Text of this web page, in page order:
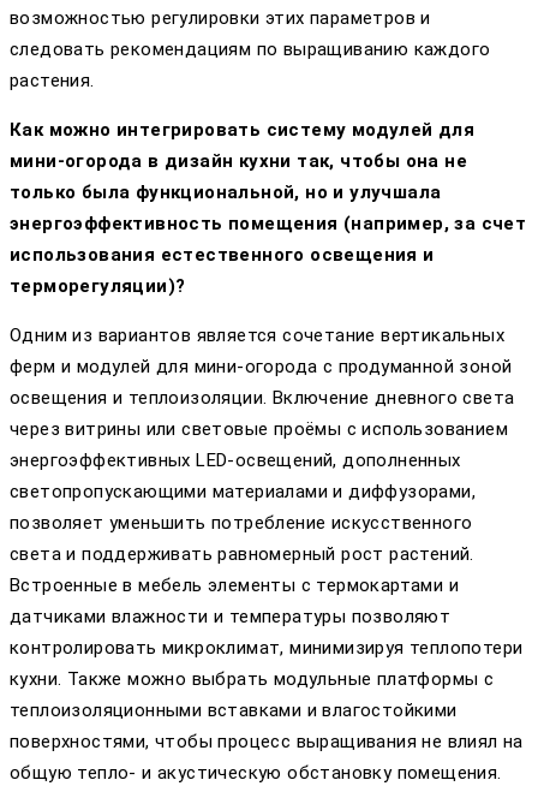
возможностью регулировки этих параметров и
следовать рекомендациям по выращиванию каждого
растения.
Как можно интегрировать систему модулей для
мини-огорода в дизайн кухни так, чтобы она не
только была функциональной, но и улучшала
энергоэффективность помещения (например, за счет
использования естественного освещения и
терморегуляции)?
Одним из вариантов является сочетание вертикальных
ферм и модулей для мини-огорода с продуманной зоной
освещения и теплоизоляции. Включение дневного света
через витрины или световые проёмы с использованием
энергоэффективных LED-освещений, дополненных
светопропускающими материалами и диффузорами,
позволяет уменьшить потребление искусственного
света и поддерживать равномерный рост растений.
Встроенные в мебель элементы с термокартами и
датчиками влажности и температуры позволяют
контролировать микроклимат, минимизируя теплопотери
кухни. Также можно выбрать модульные платформы с
теплоизоляционными вставками и влагостойкими
поверхностями, чтобы процесс выращивания не влиял на
общую тепло- и акустическую обстановку помещения.